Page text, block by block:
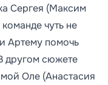
Сергея (Максим
чуть не
Артему помочь
другом сюжете
Оле (Анастасия